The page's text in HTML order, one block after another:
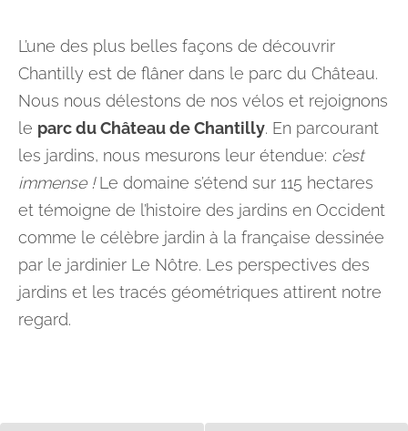
L’une des plus belles façons de découvrir
Chantilly est de flâner dans le parc du Château.
Nous nous délestons de nos vélos et rejoignons
le parc du Château de Chantilly. En parcourant
les jardins, nous mesurons leur étendue: c’est
immense !Le domaine s’étend sur 115 hectares
et témoigne de l’histoire des jardins en Occident
comme le célèbre jardin à la française dessinée
par le jardinier Le Nôtre. Les perspectives des
jardins et les tracés géométriques attirent notre
regard.